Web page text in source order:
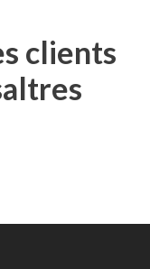
Les
opcions
es
del
clients